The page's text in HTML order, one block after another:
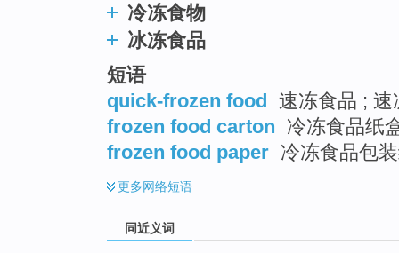
冷冻食物
冰冻食品
短语
quick-frozen food 速冻食品 ;
frozen food carton 冷冻食品纸
frozen food paper 冷冻食品包
更多网络短语
同近义词